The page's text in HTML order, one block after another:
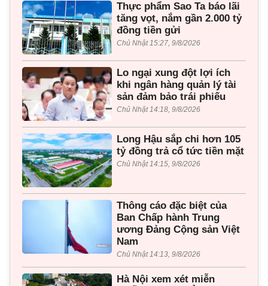
Thực phẩm Sao Ta báo lãi
tăng vọt, nắm gần 2.000 tỷ
đồng tiền gửi
Chủ Nhật 15:27, 9/8/2026
Lo ngại xung đột lợi ích
khi ngân hàng quản lý tài
sản đảm bảo trái phiếu
Chủ Nhật 14:18, 9/8/2026
Long Hậu sắp chi hơn 105
tỷ đồng trả cổ tức tiền mặt
Chủ Nhật 14:15, 9/8/2026
Thông cáo đặc biệt của
Ban Chấp hành Trung
ương Đảng Cộng sản Việt
Nam
Chủ Nhật 14:13, 9/8/2026
Hà Nội xem xét miễn